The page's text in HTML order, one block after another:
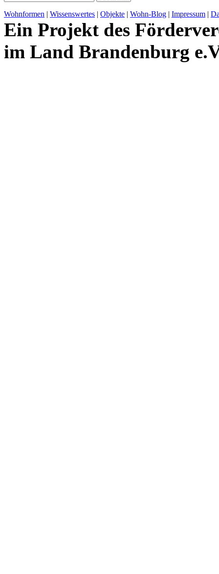
Wohnformen | Wissenswertes | Objekte | Wohn-Blog | Impressum |
Ein Projekt des
im Land Brandenburg